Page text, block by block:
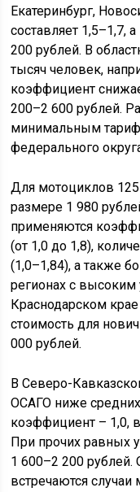
Екатеринбург,
составляет 1,5–1,7,
200 рублей. В
тысяч человек,
коэффициент
200–2 600 рублей.
минимальным
федерального
Для мотоциклов
размере 1 980
применяются
(от 1,0 до 1,8),
(1,0–1,84), а также
регионах с
Краснодарском
стоимость для
000 рублей.
В Северо-
ОСАГО ниже
коэффициент – 1,0,
При прочих равных
1 600–2 200 рублей.
встречаются